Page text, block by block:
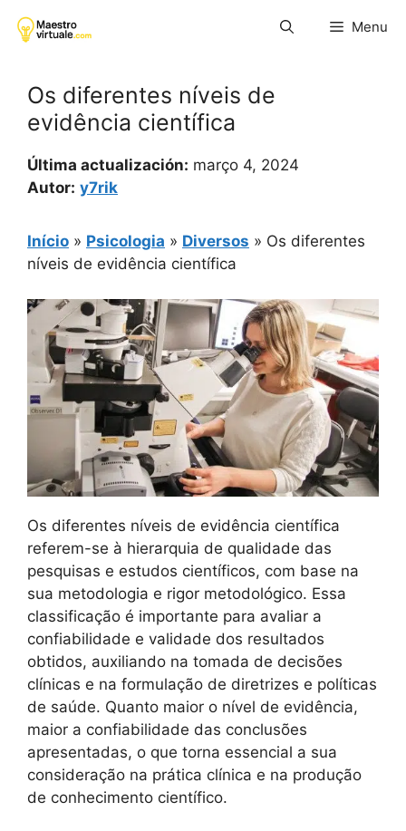
para
Menu
Os diferentes níveis de
evidência científica
Última actualización: março 4, 2024
Autor: y7rik
Início » Psicologia » Diversos » Os diferentes
níveis de evidência científica
Os diferentes níveis de evidência científica
referem-se à hierarquia de qualidade das
pesquisas e estudos científicos, com base na
sua metodologia e rigor metodológico. Essa
classificação é importante para avaliar a
confiabilidade e validade dos resultados
obtidos, auxiliando na tomada de decisões
clínicas e na formulação de diretrizes e políticas
de saúde. Quanto maior o nível de evidência,
maior a confiabilidade das conclusões
apresentadas, o que torna essencial a sua
consideração na prática clínica e na produção
de conhecimento científico.